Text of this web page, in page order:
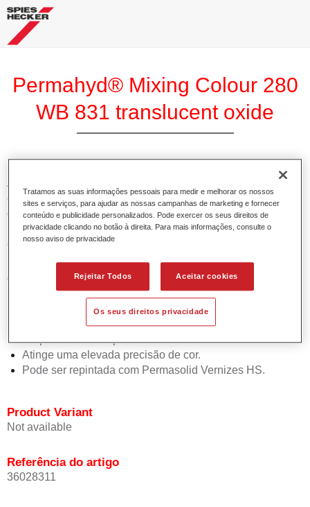
Permahyd® Mixing Colour 280
WB 831 translucent oxide
A Base Permahyd 280 Perlado é adequada para utilização
com Permahyd Base Bicamada Nacarada 285, um sistema
de base bicamada aquosa de alta qualidade. Está baseada
numa tecnologia especial de dispersão de poliuretano para
cores sólidas e de efeitos.
Características do produto
Permite uma aplicação simples e rápida numa operação
de 1.5 demãos.
Oferece boa estabilidade vertical.
Proporciona boa opacidade.
Atinge uma elevada precisão de cor.
Pode ser repintada com Permasolid Vernizes HS.
Product Variant
Not available
Referência do artigo
36028311
Tratamos as suas informações pessoais para medir e melhorar os nossos
sites e serviços, para ajudar as nossas campanhas de marketing e fornecer
conteúdo e publicidade personalizados. Pode exercer os seus direitos de
privacidade clicando no botão à direita. Para mais informações, consulte o
nosso aviso de privacidade
Rejeitar Todos Aceitar cookies
Os seus direitos privacidade